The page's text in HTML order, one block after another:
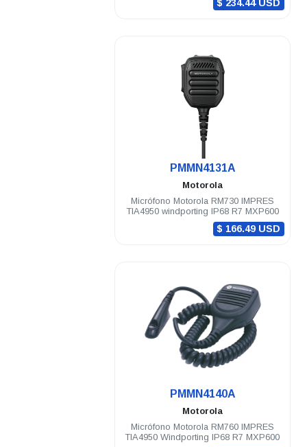
$ 234.44 USD
PMMN4131A
Motorola
Micrófono Motorola RM730 IMPRES
TIA4950 windporting IP68 R7 MXP600
$ 166.49 USD
PMMN4140A
Motorola
Micrófono Motorola RM760 IMPRES
TIA4950 Windporting IP68 R7 MXP600